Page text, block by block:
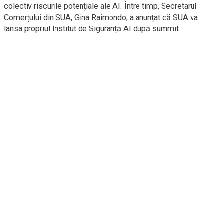
colectiv riscurile potențiale ale AI. Între timp, Secretarul
Comerțului din SUA, Gina Raimondo, a anunțat că SUA va
lansa propriul Institut de Siguranță AI după summit.